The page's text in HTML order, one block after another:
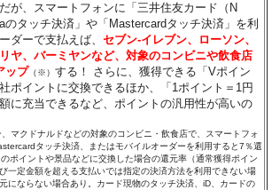
が、スマートフォンに「三井住友カード（N
のタッチ決済」や「Mastercardタッチ決済」を利
ダーで支払えば、セブン‐イレブン、ローソン、
ヤ、バーミヤンなど、対象のコンビニや飲食店
ップ （※）する！ さらに、獲得できる「Vポイン
ポイントに交換できるほか、「1ポイント＝1円
に充当できるなど、ポイントの汎用性が高いの
マクドナルドなどの対象のコンビニ・飲食店で、スマートフォ
タッチ決済、またはモバイルオーダーを利用すると7％還
ポイントや景品などに交換した場合の還元率（通常獲得ポイン
一定金額を超える支払いでは指定の決済方法を利用できない場
にならない場合あり。カード現物のタッチ決済、iD、カードの